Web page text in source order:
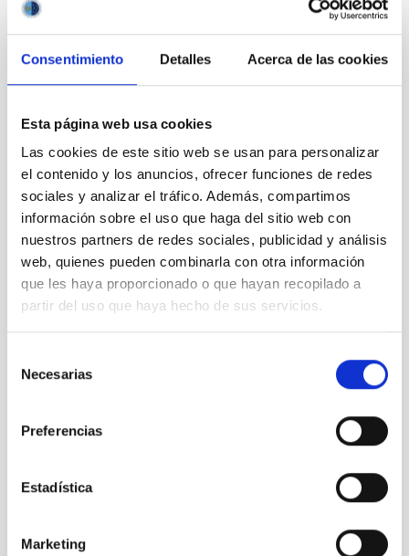
Consentimiento Detalles Acerca de las cookies
Esta página web usa cookies
Las cookies de este sitio web se usan para personalizar
el contenido y los anuncios, ofrecer funciones de redes
sociales y analizar el tráfico. Además, compartimos
información sobre el uso que haga del sitio web con
nuestros partners de redes sociales, publicidad y análisis
web, quienes pueden combinarla con otra información
que les haya proporcionado o que hayan recopilado a
partir del uso que haya hecho de sus servicios.
Necesarias
Preferencias
Estadística
Marketing
Mobility